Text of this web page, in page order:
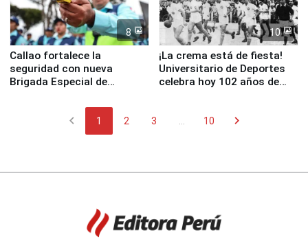
8
Callao fortalece la
seguridad con nueva
Brigada Especial de
equipamiento para
10
¡La crema está de fiesta!
Universitario de Deportes
celebra hoy 102 años de
chevron_left 1 2 3 ... 10 chevron_right